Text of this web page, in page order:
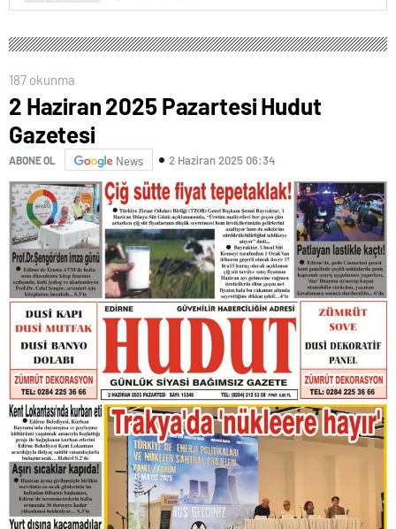
187 okunma
2 Haziran 2025 Pazartesi Hudut
Gazetesi
ABONE OL News 2 Haziran 2025 06:34